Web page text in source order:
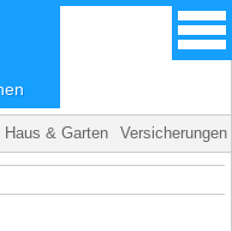
Haus & Garten Versicherungen